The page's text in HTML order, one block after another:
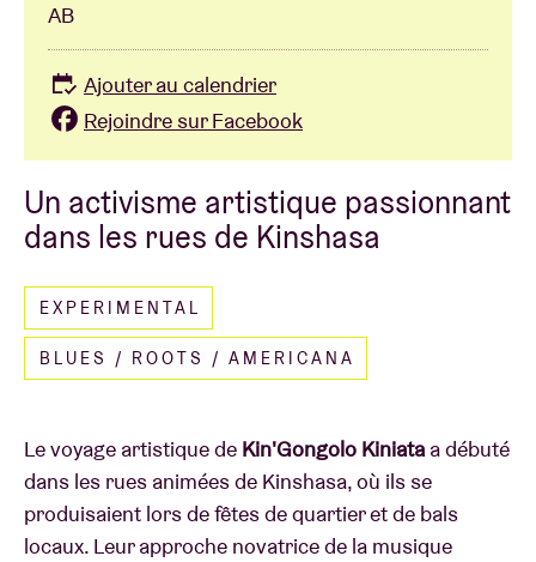
Un activisme artistique passionnant
dans les rues de Kinshasa
EXPERIMENTAL
BLUES / ROOTS / AMERICANA
Le voyage artistique de Kin'Gongolo Kiniataa débuté
dans les rues animées de Kinshasa, où ils se
produisaient lors de fêtes de quartier et de bals
locaux. Leur approche novatrice de la musique
AB
Ajouter au calendrier
Rejoindre sur Facebook